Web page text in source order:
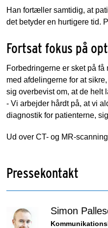
Han fortæller samtidig, at
det betyder en hurtigere tid.
Fortsat fokus på
Forbedringerne er sket på
med afdelingerne for at
sig overbevist om, at de helt
- Vi arbejder hårdt på, at vi
diagnostik for patienterne,
Ud over CT- og MR-
Pressekontakt
Simon